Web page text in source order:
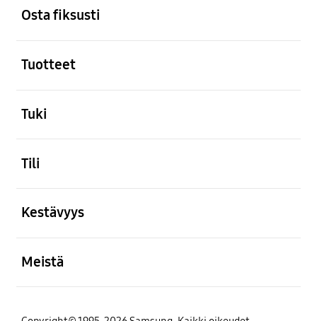
Osta fiksusti
Tuotteet
Tuki
Tili
Kestävyys
Meistä